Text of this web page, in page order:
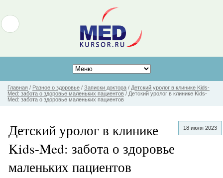
Главная / Разное о здоровье / Записки доктора / Детский уролог в клинике Kids-
Med: забота о здоровье маленьких пациентов / Детский уролог в клинике Kids-
Med: забота о здоровье маленьких пациентов
18 июля 2023
Детский уролог в клинике
Kids-Med: забота о здоровье
маленьких пациентов